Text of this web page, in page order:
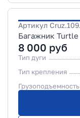
Артикул
Багажник
8 000 руб
Тип дуги
Тип крепления
Грузоподъемность